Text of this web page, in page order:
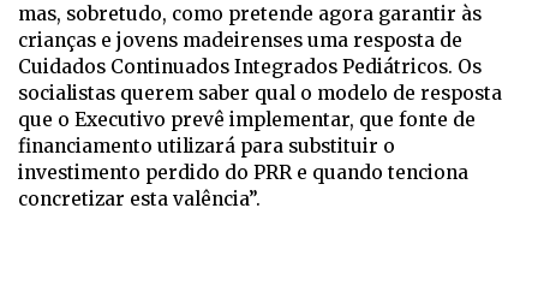
mas, sobretudo, como pretende agora garantir às
crianças e jovens madeirenses uma resposta de
Cuidados Continuados Integrados Pediátricos. Os
socialistas querem saber qual o modelo de resposta
que o Executivo prevê implementar, que fonte de
financiamento utilizará para substituir o
investimento perdido do PRR e quando tenciona
concretizar esta valência”.